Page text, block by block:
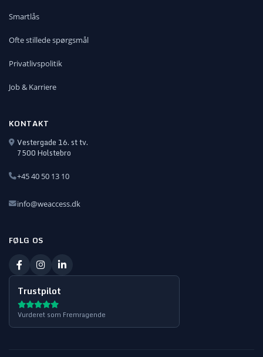
Smartlås
Ofte stillede spørgsmål
Privatlivspolitik
Job & Karriere
KONTAKT
Vestergade 16. st tv.
7500 Holstebro
+45 40 50 13 10
info@weaccess.dk
FØLG OS
Trustpilot
Vurderet som Fremragende